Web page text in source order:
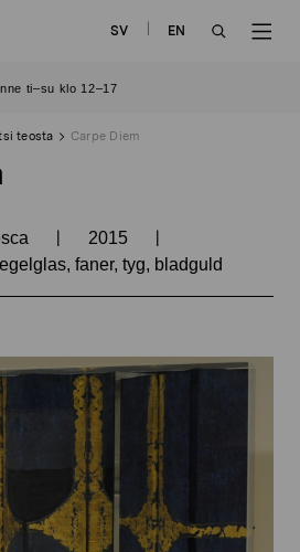
SV
EN
ti–su klo 12–17
teosta Carpe Diem
| 2015 |
faner, tyg, bladguld